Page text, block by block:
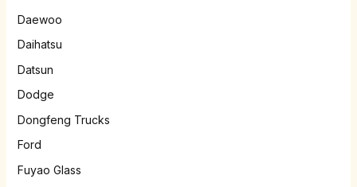
Daewoo
Daihatsu
Datsun
Dodge
Dongfeng Trucks
Ford
Fuyao Glass